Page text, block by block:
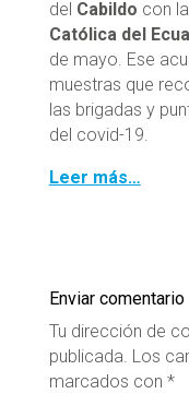
del Cabildo con la
Católica del
de mayo. Ese
muestras que
las brigadas y
del covid-19.
Leer más…
Enviar comentario
Tu dirección de
publicada. Los
marcados con *